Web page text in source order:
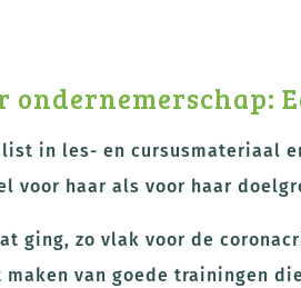
in les- en cursusmateriaal
voor haar als voor haar
ging, zo vlak voor de
maken van goede trainingen